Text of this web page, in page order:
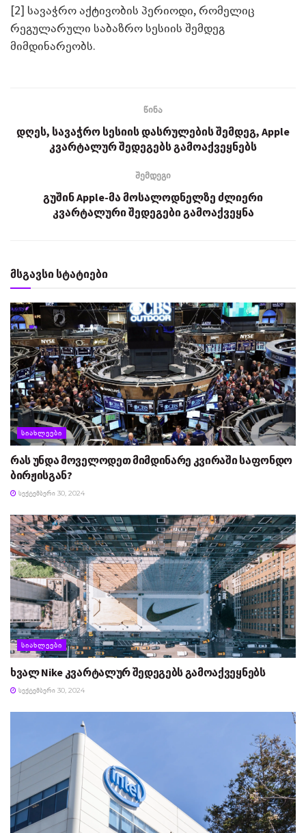
[2] სავაჭრო აქტივობის პერიოდი, რომელიც
რეგულარული საბაზრო სესიის შემდეგ
მიმდინარეობს.
წინა
დღეს, სავაჭრო სესიის დასრულების შემდეგ, Apple
კვარტალურ შედეგებს გამოაქვეყნებს
შემდეგი
გუშინ Apple-მა მოსალოდნელზე ძლიერი
კვარტალური შედეგები გამოაქვეყნა
მსგავსი სტატიები
ᲡᲘᲐᲮᲚᲔᲔᲑᲘ
რას უნდა მოველოდეთ მიმდინარე კვირაში საფონდო
ბირჟისგან?
ᲡᲔᲥᲢᲔᲛᲑᲔᲠᲘ 30, 2024
ᲡᲘᲐᲮᲚᲔᲔᲑᲘ
ხვალ Nike კვარტალურ შედეგებს გამოაქვეყნებს
ᲡᲔᲥᲢᲔᲛᲑᲔᲠᲘ 30, 2024